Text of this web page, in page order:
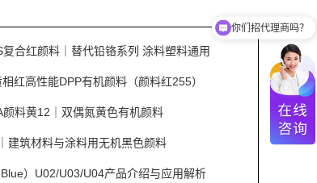
合红颜料｜替代铅铬系列 涂料塑料通用
红高性能DPP有机颜料（颜料红255）
料黄12｜双偶氮黄色有机颜料
建筑材料与涂料用无机黑色颜料
）U02/U03/U04产品介绍与应用解析
你们招代理商吗？